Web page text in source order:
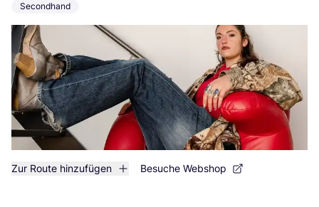
Secondhand
Zur Route hinzufügen Besuche Webshop